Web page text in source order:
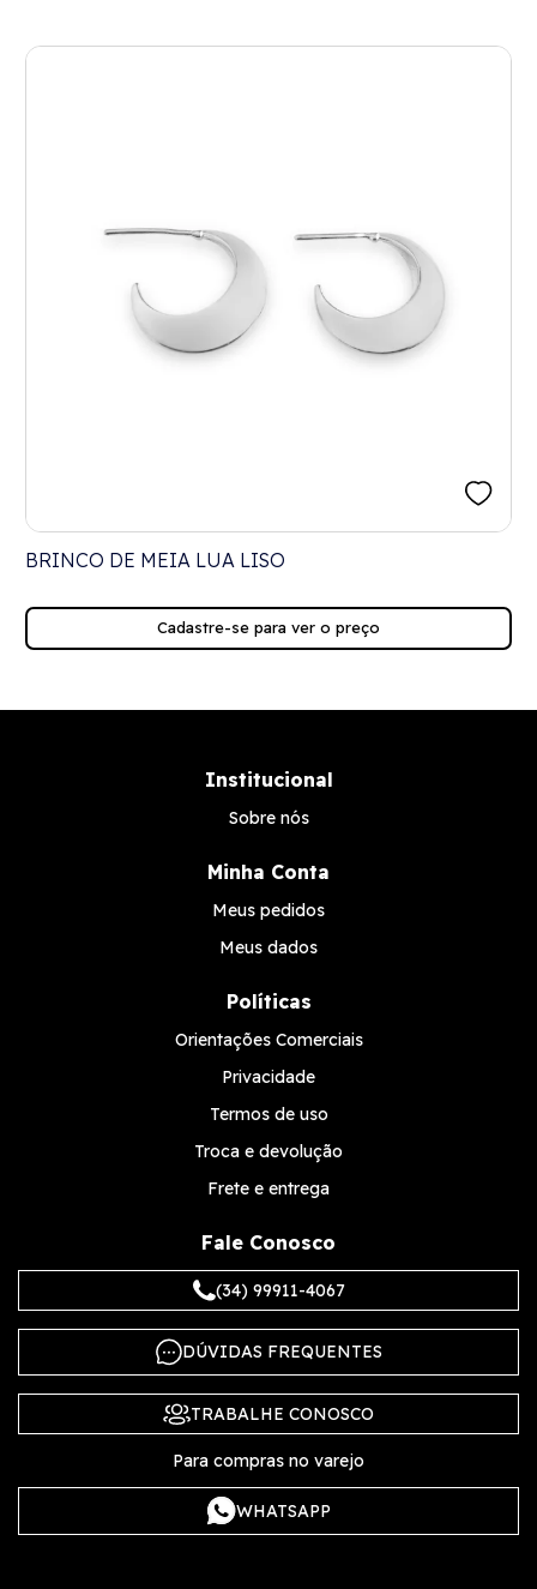
BRINCO DE MEIA LUA LISO
Cadastre-se para ver o preço
Institucional
Sobre nós
Minha Conta
Meus pedidos
Meus dados
Políticas
Orientações Comerciais
Privacidade
Termos de uso
Troca e devolução
Frete e entrega
Fale Conosco
(34) 99911-4067
DÚVIDAS FREQUENTES
TRABALHE CONOSCO
Para compras no varejo
WHATSAPP